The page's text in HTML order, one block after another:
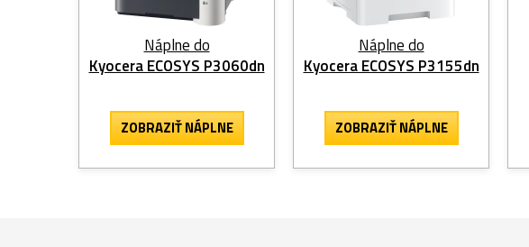
Náplne do
Kyocera ECOSYS P3060dn
ZOBRAZIŤ NÁPLNE
Náplne do
Kyocera ECOSYS P3155dn
ZOBRAZIŤ NÁPLNE